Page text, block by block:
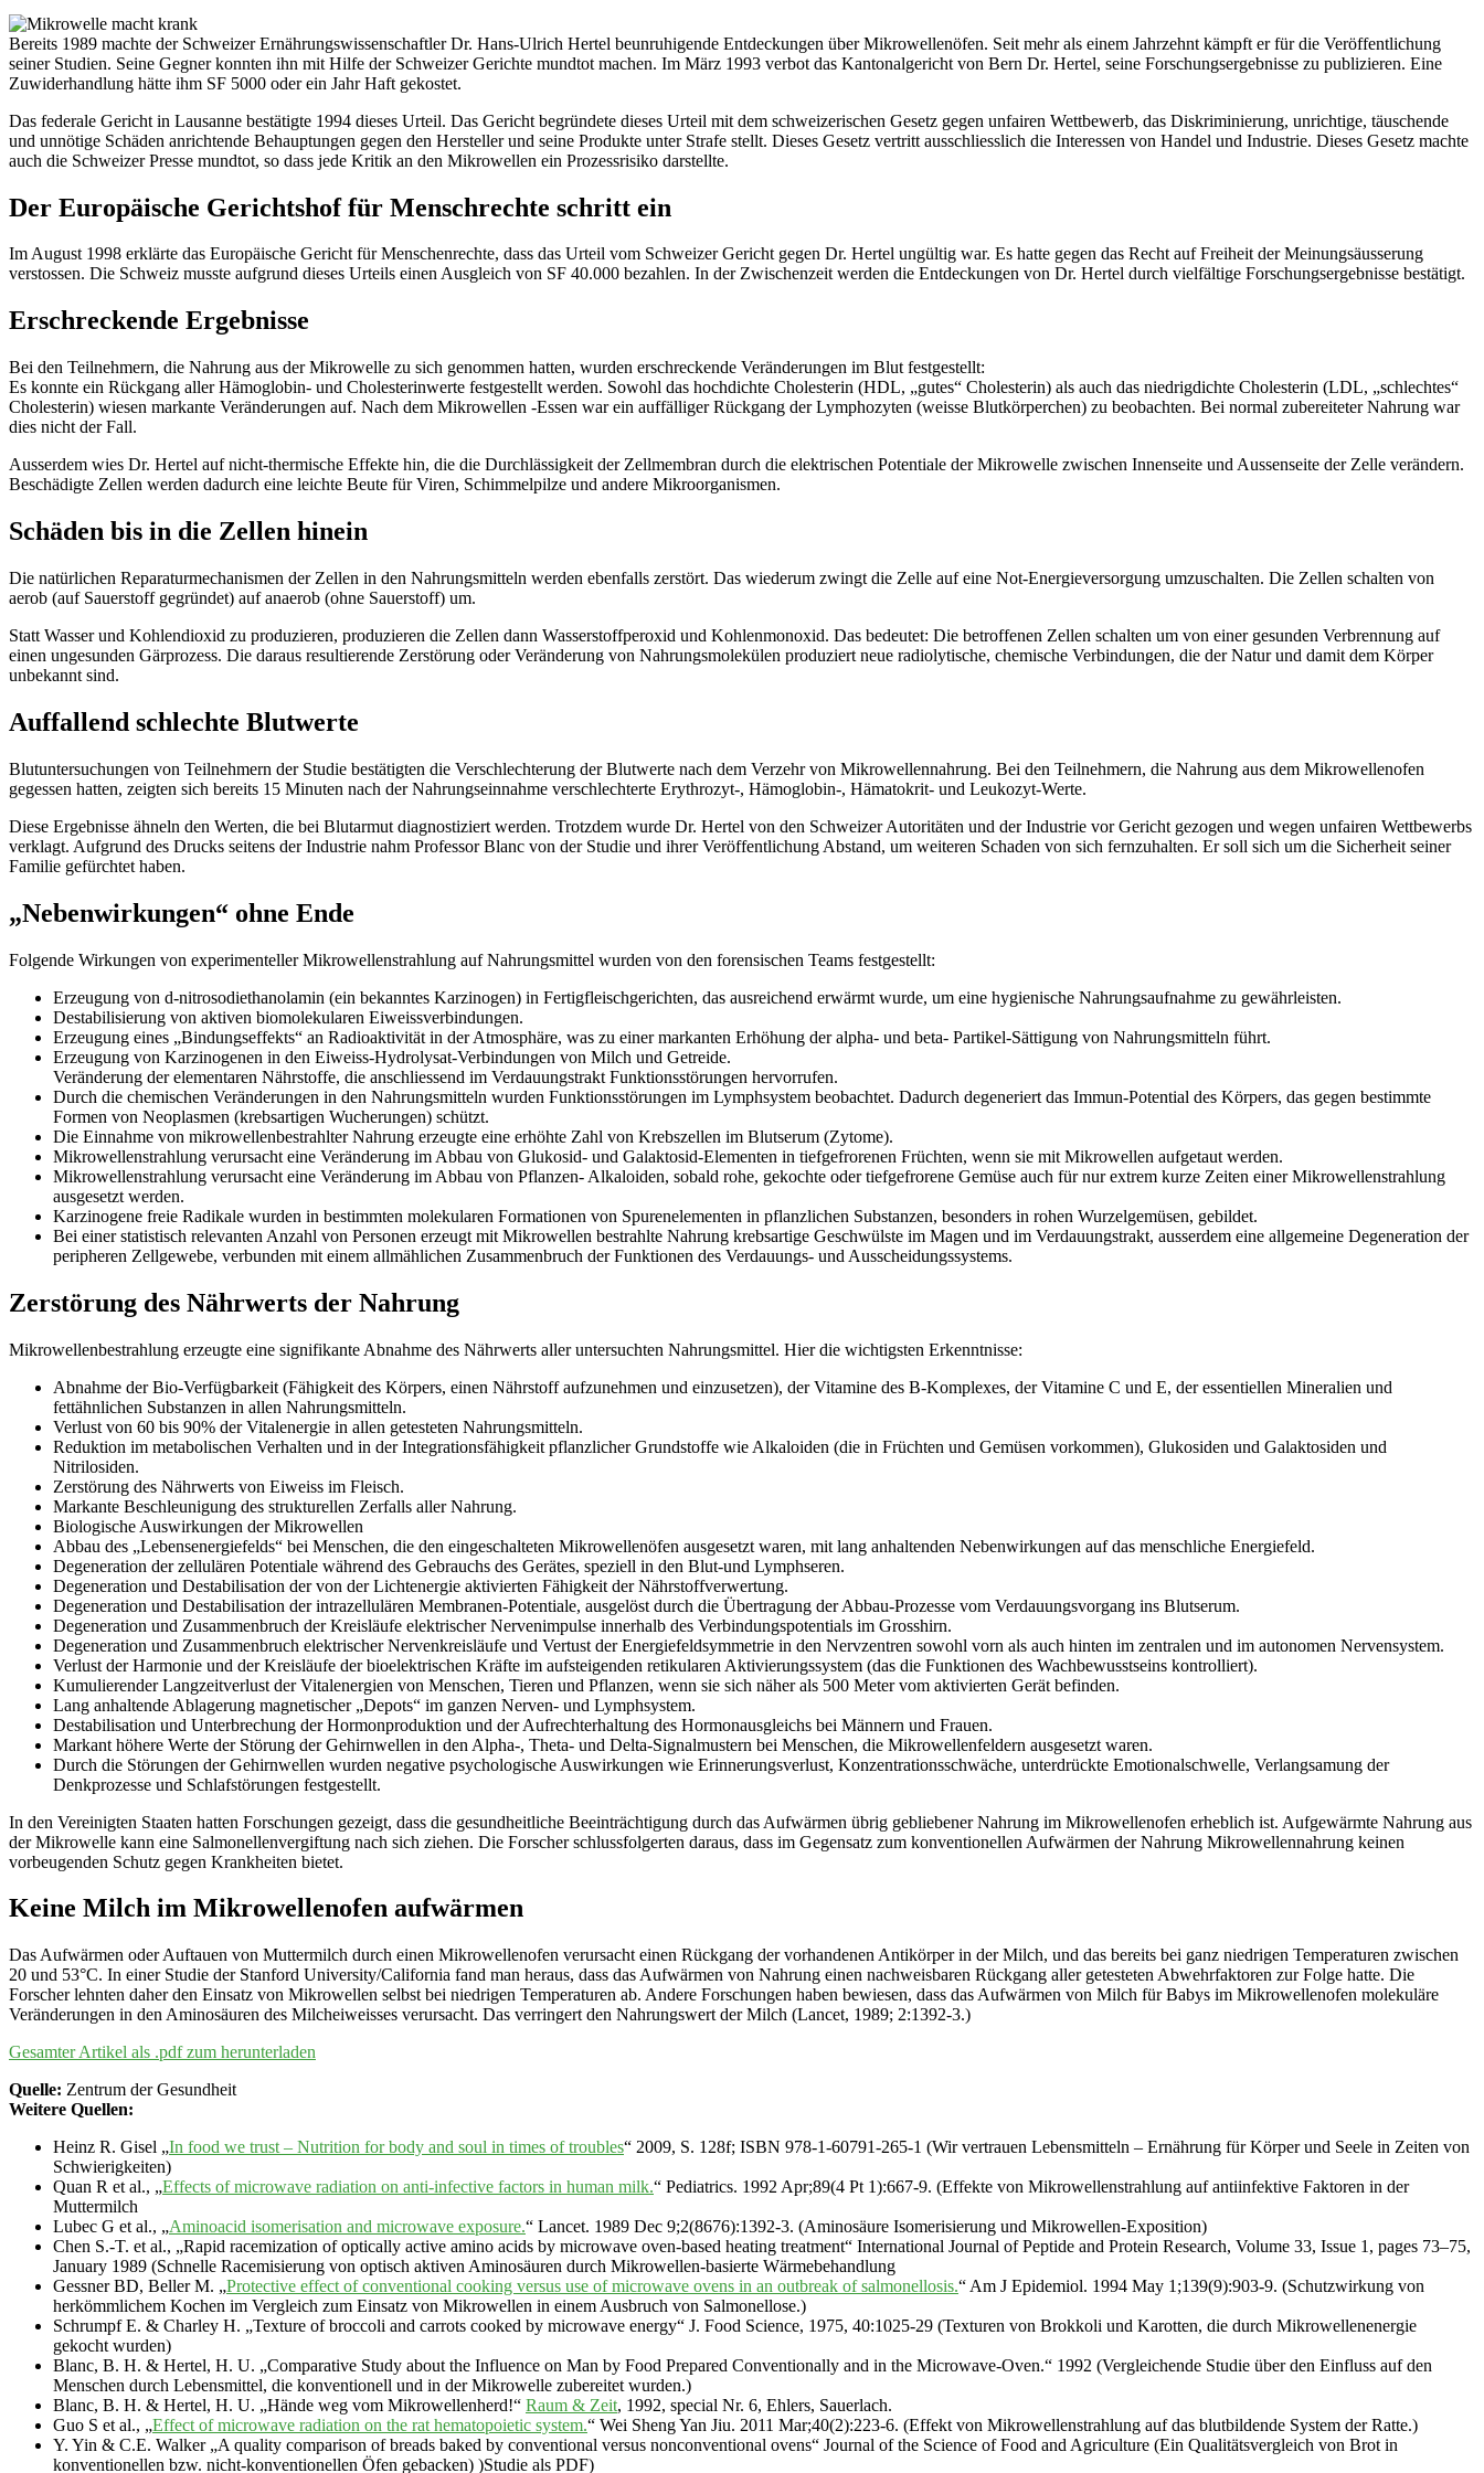
Bereits 1989 machte der Schweizer Ernährungswissenschaftler Dr. Hans-Ulrich Hertel beunruhigende Entdeckungen über Mikrowellenöfen. Seit mehr als einem Jahrzehnt kämpft er für die Veröffentlichung
seiner Studien. Seine Gegner konnten ihn mit Hilfe der Schweizer Gerichte mundtot machen. Im März 1993 verbot das Kantonalgericht von Bern Dr. Hertel, seine Forschungsergebnisse zu publizieren. Eine
Zuwiderhandlung hätte ihm SF 5000 oder ein Jahr Haft gekostet.
Das federale Gericht in Lausanne bestätigte 1994 dieses Urteil. Das Gericht begründete dieses Urteil mit dem schweizerischen Gesetz gegen unfairen Wettbewerb, das Diskriminierung, unrichtige, täuschende
und unnötige Schäden anrichtende Behauptungen gegen den Hersteller und seine Produkte unter Strafe stellt. Dieses Gesetz vertritt ausschliesslich die Interessen von Handel und Industrie. Dieses Gesetz machte
auch die Schweizer Presse mundtot, so dass jede Kritik an den Mikrowellen ein Prozessrisiko darstellte.
Der Europäische Gerichtshof für Menschrechte schritt ein
Im August 1998 erklärte das Europäische Gericht für Menschenrechte, dass das Urteil vom Schweizer Gericht gegen Dr. Hertel ungültig war. Es hatte gegen das Recht auf Freiheit der Meinungsäusserung
verstossen. Die Schweiz musste aufgrund dieses Urteils einen Ausgleich von SF 40.000 bezahlen. In der Zwischenzeit werden die Entdeckungen von Dr. Hertel durch vielfältige Forschungsergebnisse bestätigt.
Erschreckende Ergebnisse
Bei den Teilnehmern, die Nahrung aus der Mikrowelle zu sich genommen hatten, wurden erschreckende Veränderungen im Blut festgestellt:
Es konnte ein Rückgang aller Hämoglobin- und Cholesterinwerte festgestellt werden. Sowohl das hochdichte Cholesterin (HDL, „gutes“ Cholesterin) als auch das niedrigdichte Cholesterin (LDL, „schlechtes“
Cholesterin) wiesen markante Veränderungen auf. Nach dem Mikrowellen -Essen war ein auffälliger Rückgang der Lymphozyten (weisse Blutkörperchen) zu beobachten. Bei normal zubereiteter Nahrung war
dies nicht der Fall.
Ausserdem wies Dr. Hertel auf nicht-thermische Effekte hin, die die Durchlässigkeit der Zellmembran durch die elektrischen Potentiale der Mikrowelle zwischen Innenseite und Aussenseite der Zelle verändern.
Beschädigte Zellen werden dadurch eine leichte Beute für Viren, Schimmelpilze und andere Mikroorganismen.
Schäden bis in die Zellen hinein
Die natürlichen Reparaturmechanismen der Zellen in den Nahrungsmitteln werden ebenfalls zerstört. Das wiederum zwingt die Zelle auf eine Not-Energieversorgung umzuschalten. Die Zellen schalten von
aerob (auf Sauerstoff gegründet) auf anaerob (ohne Sauerstoff) um.
Statt Wasser und Kohlendioxid zu produzieren, produzieren die Zellen dann Wasserstoffperoxid und Kohlenmonoxid. Das bedeutet: Die betroffenen Zellen schalten um von einer gesunden Verbrennung auf
einen ungesunden Gärprozess. Die daraus resultierende Zerstörung oder Veränderung von Nahrungsmolekülen produziert neue radiolytische, chemische Verbindungen, die der Natur und damit dem Körper
unbekannt sind.
Auffallend schlechte Blutwerte
Blutuntersuchungen von Teilnehmern der Studie bestätigten die Verschlechterung der Blutwerte nach dem Verzehr von Mikrowellennahrung. Bei den Teilnehmern, die Nahrung aus dem Mikrowellenofen
gegessen hatten, zeigten sich bereits 15 Minuten nach der Nahrungseinnahme verschlechterte Erythrozyt-, Hämoglobin-, Hämatokrit- und Leukozyt-Werte.
Diese Ergebnisse ähneln den Werten, die bei Blutarmut diagnostiziert werden. Trotzdem wurde Dr. Hertel von den Schweizer Autoritäten und der Industrie vor Gericht gezogen und wegen unfairen Wettbewerbs
verklagt. Aufgrund des Drucks seitens der Industrie nahm Professor Blanc von der Studie und ihrer Veröffentlichung Abstand, um weiteren Schaden von sich fernzuhalten. Er soll sich um die Sicherheit seiner
Familie gefürchtet haben.
„Nebenwirkungen“ ohne Ende
Folgende Wirkungen von experimenteller Mikrowellenstrahlung auf Nahrungsmittel wurden von den forensischen Teams festgestellt:
Erzeugung von d-nitrosodiethanolamin (ein bekanntes Karzinogen) in Fertigfleischgerichten, das ausreichend erwärmt wurde, um eine hygienische Nahrungsaufnahme zu gewährleisten.
Destabilisierung von aktiven biomolekularen Eiweissverbindungen.
Erzeugung eines „Bindungseffekts“ an Radioaktivität in der Atmosphäre, was zu einer markanten Erhöhung der alpha- und beta- Partikel-Sättigung von Nahrungsmitteln führt.
Erzeugung von Karzinogenen in den Eiweiss-Hydrolysat-Verbindungen von Milch und Getreide.
Veränderung der elementaren Nährstoffe, die anschliessend im Verdauungstrakt Funktionsstörungen hervorrufen.
Durch die chemischen Veränderungen in den Nahrungsmitteln wurden Funktionsstörungen im Lymphsystem beobachtet. Dadurch degeneriert das Immun-Potential des Körpers, das gegen bestimmte
Formen von Neoplasmen (krebsartigen Wucherungen) schützt.
Die Einnahme von mikrowellenbestrahlter Nahrung erzeugte eine erhöhte Zahl von Krebszellen im Blutserum (Zytome).
Mikrowellenstrahlung verursacht eine Veränderung im Abbau von Glukosid- und Galaktosid-Elementen in tiefgefrorenen Früchten, wenn sie mit Mikrowellen aufgetaut werden.
Mikrowellenstrahlung verursacht eine Veränderung im Abbau von Pflanzen- Alkaloiden, sobald rohe, gekochte oder tiefgefrorene Gemüse auch für nur extrem kurze Zeiten einer Mikrowellenstrahlung
ausgesetzt werden.
Karzinogene freie Radikale wurden in bestimmten molekularen Formationen von Spurenelementen in pflanzlichen Substanzen, besonders in rohen Wurzelgemüsen, gebildet.
Bei einer statistisch relevanten Anzahl von Personen erzeugt mit Mikrowellen bestrahlte Nahrung krebsartige Geschwülste im Magen und im Verdauungstrakt, ausserdem eine allgemeine Degeneration der
peripheren Zellgewebe, verbunden mit einem allmählichen Zusammenbruch der Funktionen des Verdauungs- und Ausscheidungssystems.
Zerstörung des Nährwerts der Nahrung
Mikrowellenbestrahlung erzeugte eine signifikante Abnahme des Nährwerts aller untersuchten Nahrungsmittel. Hier die wichtigsten Erkenntnisse:
Abnahme der Bio-Verfügbarkeit (Fähigkeit des Körpers, einen Nährstoff aufzunehmen und einzusetzen), der Vitamine des B-Komplexes, der Vitamine C und E, der essentiellen Mineralien und
fettähnlichen Substanzen in allen Nahrungsmitteln.
Verlust von 60 bis 90% der Vitalenergie in allen getesteten Nahrungsmitteln.
Reduktion im metabolischen Verhalten und in der Integrationsfähigkeit pflanzlicher Grundstoffe wie Alkaloiden (die in Früchten und Gemüsen vorkommen), Glukosiden und Galaktosiden und
Nitrilosiden.
Zerstörung des Nährwerts von Eiweiss im Fleisch.
Markante Beschleunigung des strukturellen Zerfalls aller Nahrung.
Biologische Auswirkungen der Mikrowellen
Abbau des „Lebensenergiefelds“ bei Menschen, die den eingeschalteten Mikrowellenöfen ausgesetzt waren, mit lang anhaltenden Nebenwirkungen auf das menschliche Energiefeld.
Degeneration der zellulären Potentiale während des Gebrauchs des Gerätes, speziell in den Blut-und Lymphseren.
Degeneration und Destabilisation der von der Lichtenergie aktivierten Fähigkeit der Nährstoffverwertung.
Degeneration und Destabilisation der intrazellulären Membranen-Potentiale, ausgelöst durch die Übertragung der Abbau-Prozesse vom Verdauungsvorgang ins Blutserum.
Degeneration und Zusammenbruch der Kreisläufe elektrischer Nervenimpulse innerhalb des Verbindungspotentials im Grosshirn.
Degeneration und Zusammenbruch elektrischer Nervenkreisläufe und Vertust der Energiefeldsymmetrie in den Nervzentren sowohl vorn als auch hinten im zentralen und im autonomen Nervensystem.
Verlust der Harmonie und der Kreisläufe der bioelektrischen Kräfte im aufsteigenden retikularen Aktivierungssystem (das die Funktionen des Wachbewusstseins kontrolliert).
Kumulierender Langzeitverlust der Vitalenergien von Menschen, Tieren und Pflanzen, wenn sie sich näher als 500 Meter vom aktivierten Gerät befinden.
Lang anhaltende Ablagerung magnetischer „Depots“ im ganzen Nerven- und Lymphsystem.
Destabilisation und Unterbrechung der Hormonproduktion und der Aufrechterhaltung des Hormonausgleichs bei Männern und Frauen.
Markant höhere Werte der Störung der Gehirnwellen in den Alpha-, Theta- und Delta-Signalmustern bei Menschen, die Mikrowellenfeldern ausgesetzt waren.
Durch die Störungen der Gehirnwellen wurden negative psychologische Auswirkungen wie Erinnerungsverlust, Konzentrationsschwäche, unterdrückte Emotionalschwelle, Verlangsamung der
Denkprozesse und Schlafstörungen festgestellt.
In den Vereinigten Staaten hatten Forschungen gezeigt, dass die gesundheitliche Beeinträchtigung durch das Aufwärmen übrig gebliebener Nahrung im Mikrowellenofen erheblich ist. Aufgewärmte Nahrung aus
der Mikrowelle kann eine Salmonellenvergiftung nach sich ziehen. Die Forscher schlussfolgerten daraus, dass im Gegensatz zum konventionellen Aufwärmen der Nahrung Mikrowellennahrung keinen
vorbeugenden Schutz gegen Krankheiten bietet.
Keine Milch im Mikrowellenofen aufwärmen
Das Aufwärmen oder Auftauen von Muttermilch durch einen Mikrowellenofen verursacht einen Rückgang der vorhandenen Antikörper in der Milch, und das bereits bei ganz niedrigen Temperaturen zwischen
20 und 53°C. In einer Studie der Stanford University/California fand man heraus, dass das Aufwärmen von Nahrung einen nachweisbaren Rückgang aller getesteten Abwehrfaktoren zur Folge hatte. Die
Forscher lehnten daher den Einsatz von Mikrowellen selbst bei niedrigen Temperaturen ab. Andere Forschungen haben bewiesen, dass das Aufwärmen von Milch für Babys im Mikrowellenofen molekuläre
Veränderungen in den Aminosäuren des Milcheiweisses verursacht. Das verringert den Nahrungswert der Milch (Lancet, 1989; 2:1392-3.)
Gesamter Artikel als .pdf zum herunterladen
Quelle: Zentrum der Gesundheit
Weitere Quellen:
Heinz R. Gisel „In food we trust – Nutrition for body and soul in times of troubles“ 2009, S. 128f; ISBN 978-1-60791-265-1 (Wir vertrauen Lebensmitteln – Ernährung für Körper und Seele in Zeiten von
Schwierigkeiten)
Quan R et al., „Effects of microwave radiation on anti-infective factors in human milk.“ Pediatrics. 1992 Apr;89(4 Pt 1):667-9. (Effekte von Mikrowellenstrahlung auf antiinfektive Faktoren in der
Muttermilch
Lubec G et al., „Aminoacid isomerisation and microwave exposure.“ Lancet. 1989 Dec 9;2(8676):1392-3. (Aminosäure Isomerisierung und Mikrowellen-Exposition)
Chen S.-T. et al., „Rapid racemization of optically active amino acids by microwave oven-based heating treatment“ International Journal of Peptide and Protein Research, Volume 33, Issue 1, pages 73–75,
January 1989 (Schnelle Racemisierung von optisch aktiven Aminosäuren durch Mikrowellen-basierte Wärmebehandlung
Gessner BD, Beller M. „Protective effect of conventional cooking versus use of microwave ovens in an outbreak of salmonellosis.“ Am J Epidemiol. 1994 May 1;139(9):903-9. (Schutzwirkung von
herkömmlichem Kochen im Vergleich zum Einsatz von Mikrowellen in einem Ausbruch von Salmonellose.)
Schrumpf E. & Charley H. „Texture of broccoli and carrots cooked by microwave energy“ J. Food Science, 1975, 40:1025-29 (Texturen von Brokkoli und Karotten, die durch Mikrowellenenergie
gekocht wurden)
Blanc, B. H. & Hertel, H. U. „Comparative Study about the Influence on Man by Food Prepared Conventionally and in the Microwave-Oven.“ 1992 (Vergleichende Studie über den Einfluss auf den
Menschen durch Lebensmittel, die konventionell und in der Mikrowelle zubereitet wurden.)
Blanc, B. H. & Hertel, H. U. „Hände weg vom Mikrowellenherd!“ Raum & Zeit, 1992, special Nr. 6, Ehlers, Sauerlach.
Guo S et al., „Effect of microwave radiation on the rat hematopoietic system.“ Wei Sheng Yan Jiu. 2011 Mar;40(2):223-6. (Effekt von Mikrowellenstrahlung auf das blutbildende System der Ratte.)
Y. Yin & C.E. Walker „A quality comparison of breads baked by conventional versus nonconventional ovens“ Journal of the Science of Food and Agriculture (Ein Qualitätsvergleich von Brot in
konventionellen bzw. nicht-konventionellen Öfen gebacken) )Studie als PDF)